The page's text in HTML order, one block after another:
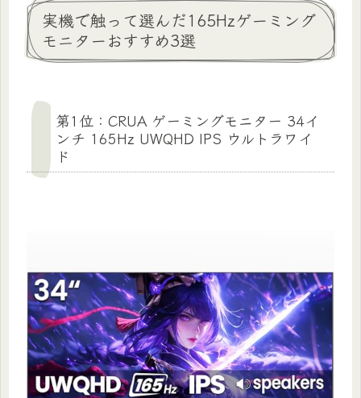
実機で触って選んだ165Hzゲーミング
モニターおすすめ3選
第1位：CRUA ゲーミングモニター 34イ
ンチ 165Hz UWQHD IPS ウルトラワイ
ド